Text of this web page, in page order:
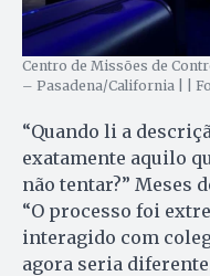
Centro de Missões de
– Pasadena/California | |
“Quando li a
exatamente aquilo
não tentar?” Meses
“O processo foi
interagido com
agora seria